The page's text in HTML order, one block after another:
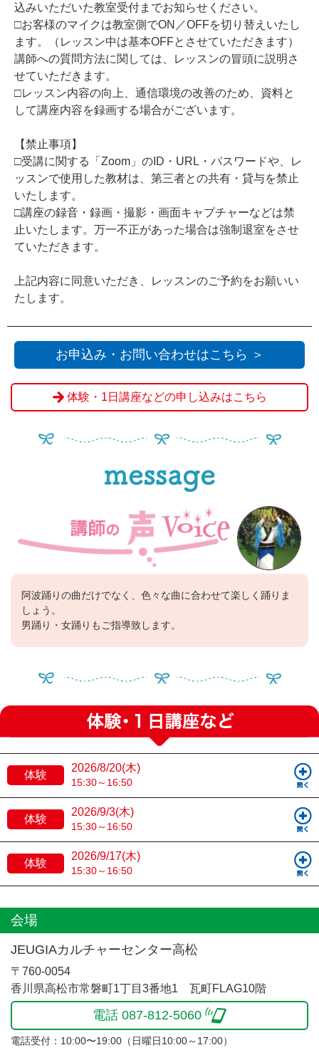
込みいただいた教室受付までお知らせください。
□お客様のマイクは教室側でON／OFFを切り替えいたし
ます。（レッスン中は基本OFFとさせていただきます）
講師への質問方法に関しては、レッスンの冒頭に説明さ
せていただきます。
□レッスン内容の向上、通信環境の改善のため、資料と
して講座内容を録画する場合がございます。
【禁止事項】
□受講に関する「Zoom」のID・URL・パスワードや、レ
ッスンで使用した教材は、第三者との共有・貸与を禁止
いたします。
□講座の録音・録画・撮影・画面キャプチャーなどは禁
止いたします。万一不正があった場合は強制退室をさせ
ていただきます。
上記内容に同意いただき、レッスンのご予約をお願いい
たします。
お申込み・お問い合わせはこちら ＞
体験・1日講座などの申し込みはこちら
阿波踊りの曲だけでなく、色々な曲に合わせて楽しく踊りま
しょう。
男踊り・女踊りもご指導致します。
体験
2026/8/20(木)
15:30～16:50
体験
2026/9/3(木)
15:30～16:50
体験
2026/9/17(木)
15:30～16:50
会場
JEUGIAカルチャーセンター高松
〒760-0054
香川県高松市常磐町1丁目3番地1 瓦町FLAG10階
電話 087-812-5060
電話受付：10:00〜19:00（日曜日10:00～17:00）